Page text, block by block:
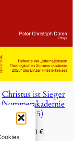
Christus ist Sieger
(Sommerakademie
2025)
9,90€